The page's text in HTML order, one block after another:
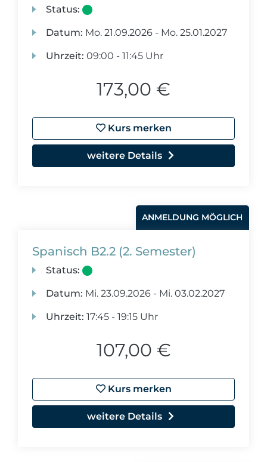
Status:
Datum: Mo. 21.09.2026 - Mo. 25.01.2027
Uhrzeit: 09:00 - 11:45 Uhr
173,00 €
Kurs merken
weitere Details
ANMELDUNG MÖGLICH
Spanisch B2.2 (2. Semester)
Status:
Datum: Mi. 23.09.2026 - Mi. 03.02.2027
Uhrzeit: 17:45 - 19:15 Uhr
107,00 €
Kurs merken
weitere Details